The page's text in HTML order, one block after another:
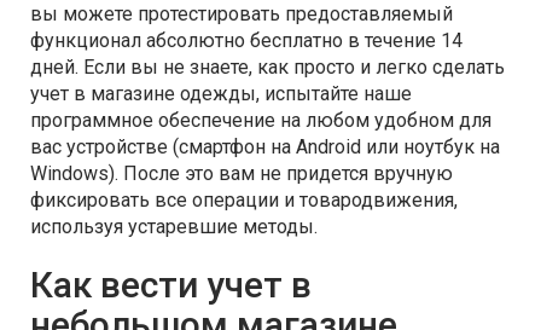
вы можете протестировать предоставляемый
функционал абсолютно бесплатно в течение 14
дней. Если вы не знаете, как просто и легко сделать
учет в магазине одежды, испытайте наше
программное обеспечение на любом удобном для
вас устройстве (смартфон на Android или ноутбук на
Windows). После это вам не придется вручную
фиксировать все операции и товародвижения,
используя устаревшие методы.
Как вести учет в